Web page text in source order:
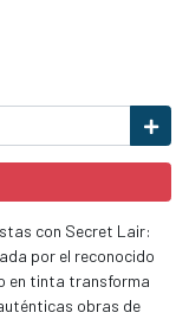
con Secret Lair:
por el reconocido
en tinta transforma
obras de